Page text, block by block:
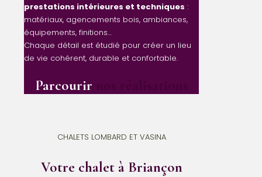
prestations intérieures et techniques :
matériaux, agencements bois, ambiances,
équipements, finitions…
Chaque détail est étudié pour créer un lieu
de vie cohérent, durable et confortable.
Parcourir
CHALETS LOMBARD ET VASINA
Votre chalet à Briançon